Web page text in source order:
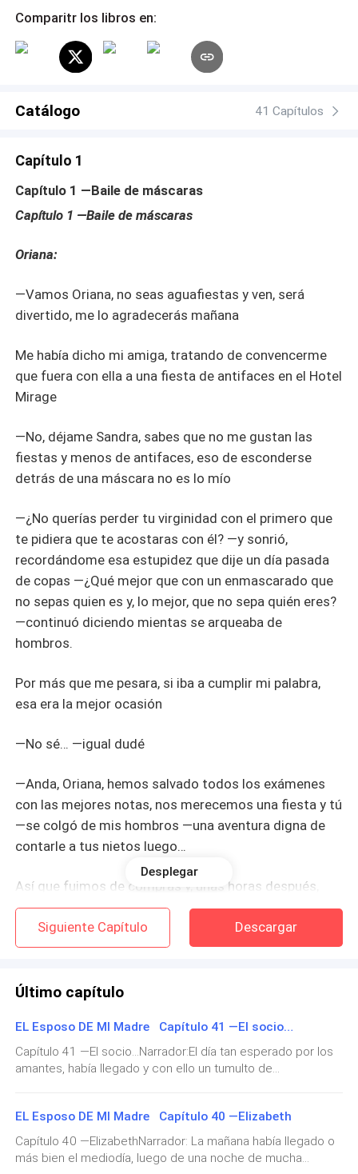
Oriana se va a vivir con su padre, tratando de acallar a su
eso está mal y que lo mejor es alejarse de Iván, pues él
no es cualquier hombre que ha llegado a su vida; es el
Comparitr los libros en:
Catálogo 41 Capítulos
Capítulo 1
Capítulo 1 —Baile de máscaras
Capítulo 1 —Baile de máscaras
Oriana:
—Vamos Oriana, no seas aguafiestas y ven, será
divertido, me lo agradecerás mañana
Me había dicho mi amiga, tratando de convencerme
que fuera con ella a una fiesta de antifaces en el Hotel
Mirage
—No, déjame Sandra, sabes que no me gustan las
fiestas y menos de antifaces, eso de esconderse
detrás de una máscara no es lo mío
—¿No querías perder tu virginidad con el primero que
te pidiera que te acostaras con él? —y sonrió,
recordándome esa estupidez que dije un día pasada
de copas —¿Qué mejor que con un enmascarado que
no sepas quien es y, lo mejor, que no sepa quién eres?
—continuó diciendo mientas se arqueaba de
hombros.
Por más que me pesara, si iba a cumplir mi palabra,
esa era la mejor ocasión
—No sé… —igual dudé
—Anda, Oriana, hemos salvado todos los exámenes
con las mejores notas, nos merecemos una fiesta y tú
—se colgó de mis hombros —una aventura digna de
contarle a tus nietos luego…
Así que fuimos de compras y, unas horas después,
estábamos entrando en el gran hotel. De más está
decir que Sandra de inmediato consiguió compañía y
desapareció de mi vista. Eso hizo que me sintiera un
salón y beber un poco de champagne, decidí que era
paso entre la multitud, de pronto alguien me cogió de
un brazo y me detuvo
Sandra
Desplegar
Siguiente Capítulo Descargar
Último capítulo
EL Esposo DE MI Madre Capítulo 41 —El socio…
Capítulo 41 —El socio…Narrador:El día tan esperado por los
amantes, había llegado y con ello un tumulto de
rebelde que siempre te cae en la caraLe decía Sandra,
mientras que la estilista trataba de ordenar el cabello de
Oriana, que estaba por demás rebelde debido a los nervios
—Es que no puedo dejar de temblar, Sandra, no tienes una
EL Esposo DE MI Madre Capítulo 40 —Elizabeth
Capítulo 40 —ElizabethNarrador: La mañana había llegado o
más bien el mediodía, luego de una noche de mucha